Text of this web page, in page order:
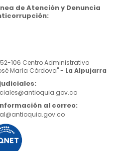
de Atención y Denuncia
106 Centro Administrativo
María Córdova" - La Alpujarra
al correo: